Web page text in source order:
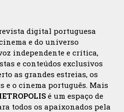
digital portuguesa
e do universo
independente e crítica,
e conteúdos exclusivos
as grandes estreias, os
o cinema português. Mais
é um espaço de
todos os apaixonados pela